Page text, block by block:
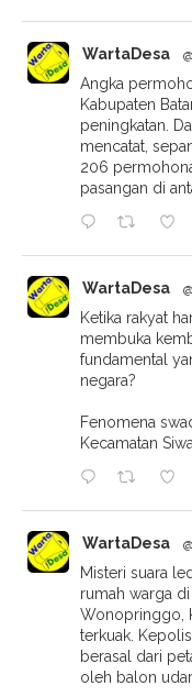
WartaDesa
Angka
Kabupaten
peningkatan.
mencatat,
206
pasangan di
WartaDesa
Ketika rakyat
membuka
fundamental
negara?
Fenomena
Kecamatan
WartaDesa
Misteri suara
rumah warga
Wonopringgo,
terkuak.
berasal dari
oleh balon